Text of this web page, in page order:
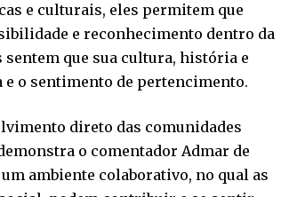
e culturais, eles permitem que
e reconhecimento dentro da
que sua cultura, história e
e o sentimento de pertencimento.
direto das comunidades
o comentador Admar de
ambiente colaborativo, no qual as